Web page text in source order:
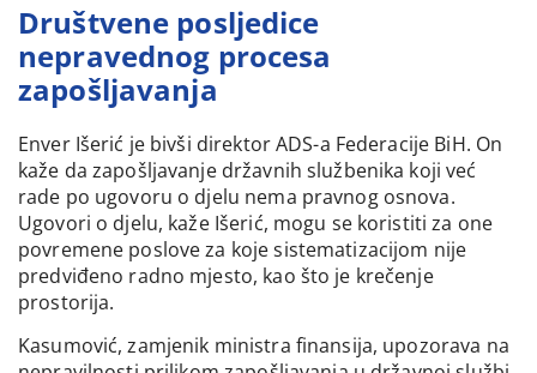
Društvene posljedice
nepravednog procesa
zapošljavanja
Enver Išerić je bivši direktor ADS-a Federacije BiH. On
kaže da zapošljavanje državnih službenika koji već
rade po ugovoru o djelu nema pravnog osnova.
Ugovori o djelu, kaže Išerić, mogu se koristiti za one
povremene poslove za koje sistematizacijom nije
predviđeno radno mjesto, kao što je krečenje
prostorija.
Kasumović, zamjenik ministra finansija, upozorava na